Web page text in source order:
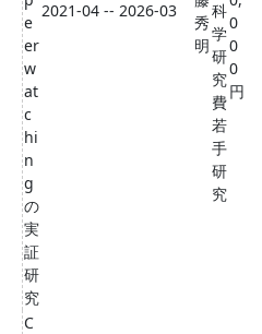
e
er
w
at
c
hi
n
g
の
実
証
研
究
2021-04 -- 2026-03
秀
明
科
学
研
究
費
若
手
研
究
0
0
0
円
C